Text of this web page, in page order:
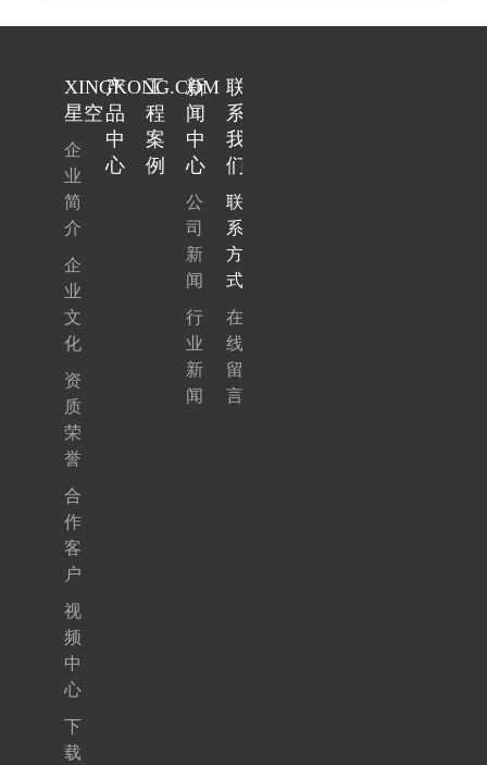
XINGKONG.COM
星空
企
业
简
介
企
业
文
化
资
质
荣
誉
合
作
客
户
视
频
中
心
下
载
产
品
中
心
工
程
案
例
新
闻
中
心
公
司
新
闻
行
业
新
闻
联
系
我
们
联
系
方
式
在
线
留
言